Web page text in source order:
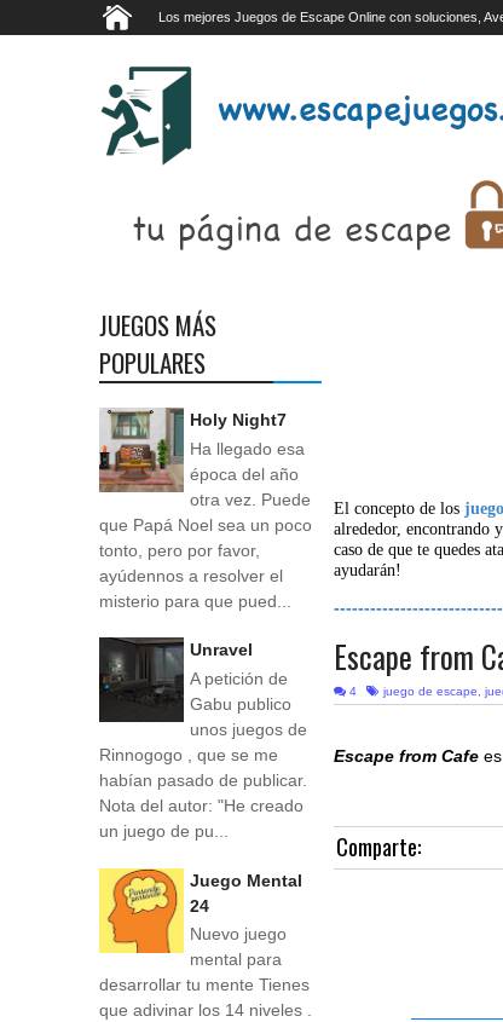
Los mejores Juegos de Escape Online con soluciones,
El concepto de los
alrededor, encontrando
caso de que te quedes
ayudarán!
Escape from
4 juego de escape
Escape from Cafe
Comparte:
JUEGOS MÁS
POPULARES
Holy Night7
Ha llegado esa
época del año
otra vez. Puede
que Papá Noel sea un poco
tonto, pero por favor,
ayúdennos a resolver el
misterio para que pued...
Unravel
A petición de
Gabu publico
unos juegos de
Rinnogogo , que se me
habían pasado de publicar.
Nota del autor: "He creado
un juego de pu...
Juego Mental
24
Nuevo juego
mental para
desarrollar tu mente Tienes
que adivinar los 14 niveles .